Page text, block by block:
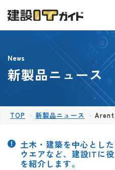
News
新製品ニュース
TOP 新製品ニュース Arent
土木・建築を中心とし
ウエアなど、建設ITに
を紹介します。